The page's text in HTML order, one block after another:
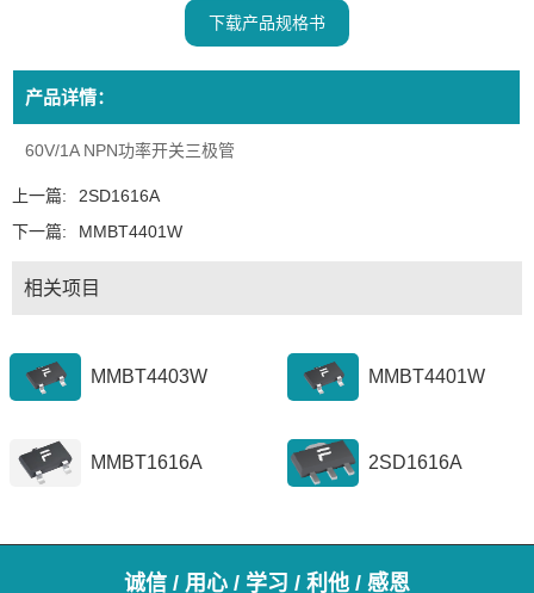
下载产品规格书
产品详情：
60V/1A NPN功率开关三极管
上一篇:
2SD1616A
下一篇:
MMBT4401W
相关项目
MMBT4403W MMBT4401W
MMBT1616A 2SD1616A
诚信 / 用心 / 学习 / 利他 / 感恩